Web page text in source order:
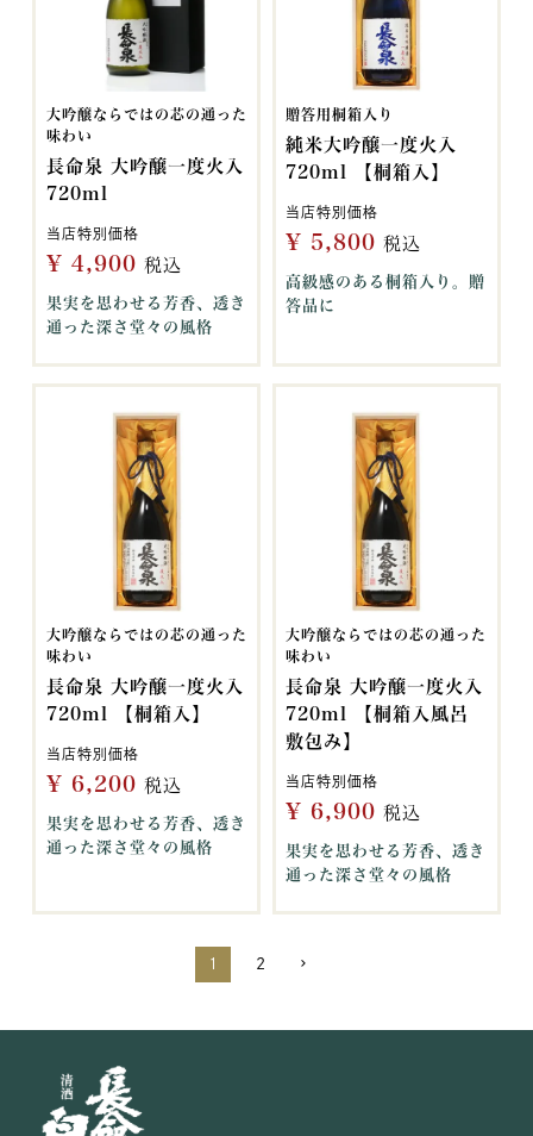
1 2
大吟醸ならではの芯の通った
味わい
長命泉 大吟醸一度火入
720ml
当店特別価格
¥ 4,900 税込
果実を思わせる芳香、透き
通った深さ堂々の風格
贈答用桐箱入り
純米大吟醸一度火入
720ml 【桐箱入】
当店特別価格
¥ 5,800 税込
高級感のある桐箱入り。贈
答品に
大吟醸ならではの芯の通った
味わい
長命泉 大吟醸一度火入
720ml 【桐箱入】
当店特別価格
¥ 6,200 税込
果実を思わせる芳香、透き
通った深さ堂々の風格
大吟醸ならではの芯の通った
味わい
長命泉 大吟醸一度火入
720ml 【桐箱入風呂
敷包み】
当店特別価格
¥ 6,900 税込
果実を思わせる芳香、透き
通った深さ堂々の風格